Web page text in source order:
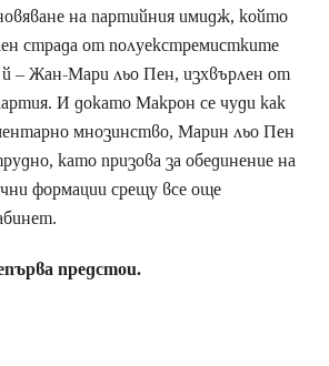
на партийния имидж, който
страда от полуекстремистките
й – Жан-Мари льо Пен, изхвърлен от
И докато Макрон се чуди как
мнозинство, Марин льо Пен
като призова за обединение на
формации срещу все още
предстои.